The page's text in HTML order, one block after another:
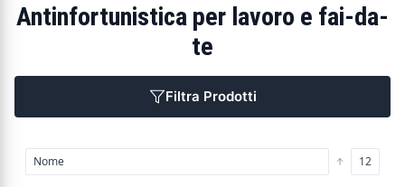
Antinfortunistica per lavoro e fai-da-
te
Filtra Prodotti